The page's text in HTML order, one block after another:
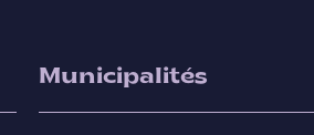
Municipalités